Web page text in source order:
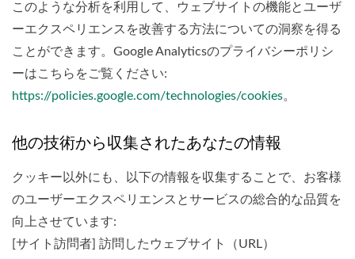
このような分析を利用して、ウェブサイトの機能とユーザ
ーエクスペリエンスを改善する方法についての洞察を得る
ことができます。Google Analyticsのプライバシーポリシ
ーはこちらをご覧ください:
https://policies.google.com/technologies/cookies。
他の技術から収集されたあなたの情報
クッキー以外にも、以下の情報を収集することで、お客様
のユーザーエクスペリエンスとサービスの総合的な品質を
向上させています:
[サイト訪問者] 訪問したウェブサイト（URL）